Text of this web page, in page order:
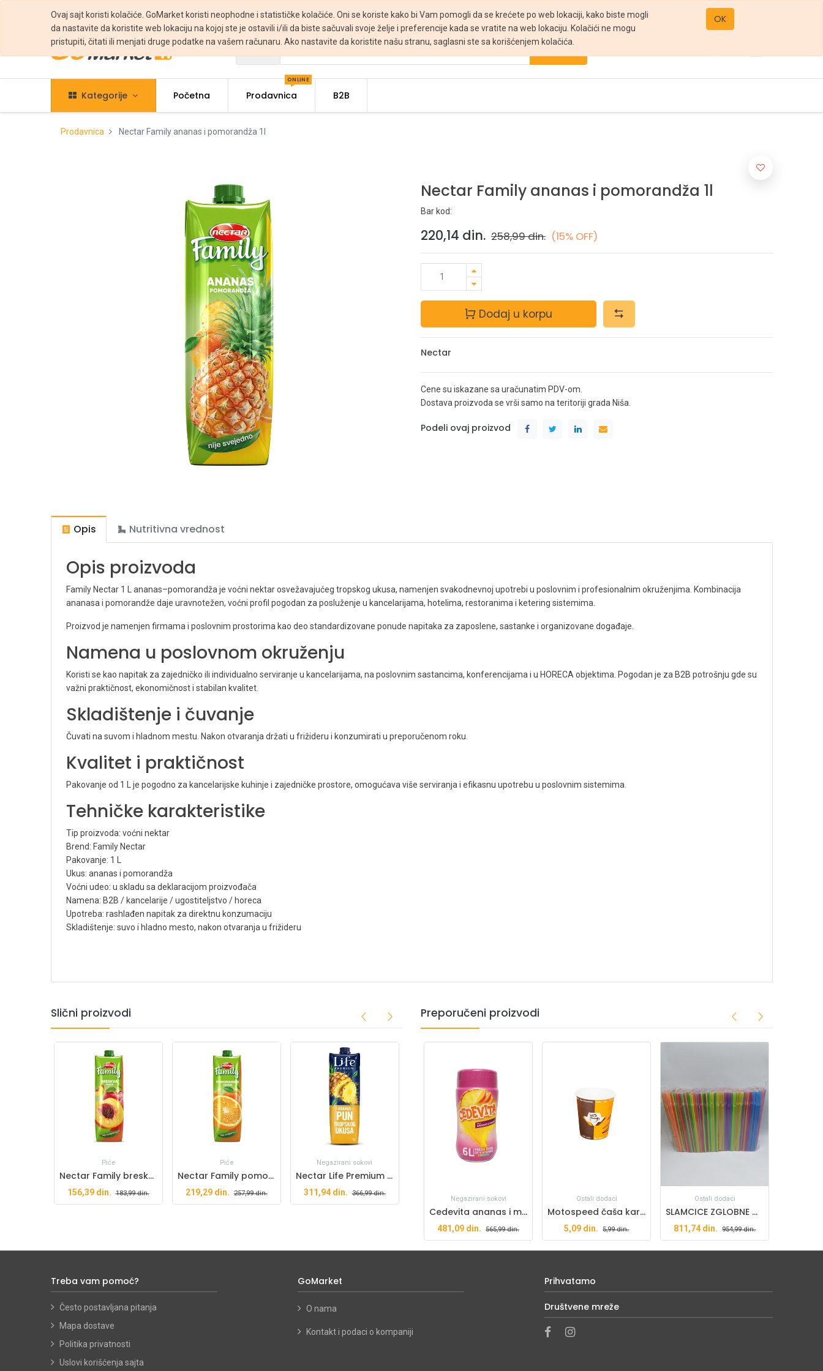
Ovaj sajt koristi kolačiće. GoMarket koristi neophodne i statističke kolačiće. Oni se koriste kako bi Vam pomogli da se krećete po web lokaciji, kako biste mogli
da nastavite da koristite web lokaciju na kojoj ste je ostavili i/ili da biste sačuvali svoje želje i preferencije kada se vratite na web lokaciju. Kolačići ne mogu
pristupiti, čitati ili menjati druge podatke na vašem računaru. Ako nastavite da koristite našu stranu, saglasni ste sa korišćenjem kolačića.
OK
office@gomarket.rs
Kategorije Početna Prodavnica
ONLINE
B2B
Prodavnica Nectar Family ananas i pomorandža 1l
Nectar Family ananas i pomorandža 1l
Bar kod:
220,14 din. 258,99din. (15% OFF)
Dodaj u korpu
Nectar
Cene su iskazane sa uračunatim PDV-om.
Dostava proizvoda se vrši samo na teritoriji grada Niša.
Podeli ovaj proizvod
Opis Nutritivna vrednost
Opis proizvoda
Family Nectar 1 L ananas–pomorandža je voćni nektar osvežavajućeg tropskog ukusa, namenjen svakodnevnoj upotrebi u poslovnim i profesionalnim okruženjima. Kombinacija
ananasa i pomorandže daje uravnotežen, voćni profil pogodan za posluženje u kancelarijama, hotelima, restoranima i ketering sistemima.
Proizvod je namenjen firmama i poslovnim prostorima kao deo standardizovane ponude napitaka za zaposlene, sastanke i organizovane događaje.
Namena u poslovnom okruženju
Koristi se kao napitak za zajedničko ili individualno serviranje u kancelarijama, na poslovnim sastancima, konferencijama i u HORECA objektima. Pogodan je za B2B potrošnju gde su
važni praktičnost, ekonomičnost i stabilan kvalitet.
Skladištenje i čuvanje
Čuvati na suvom i hladnom mestu. Nakon otvaranja držati u frižideru i konzumirati u preporučenom roku.
Kvalitet i praktičnost
Pakovanje od 1 L je pogodno za kancelarijske kuhinje i zajedničke prostore, omogućava više serviranja i efikasnu upotrebu u poslovnim sistemima.
Tehničke karakteristike
Tip proizvoda: voćni nektar
Brend: Family Nectar
Pakovanje: 1 L
Ukus: ananas i pomorandža
Voćni udeo: u skladu sa deklaracijom proizvođača
Namena: B2B / kancelarije / ugostiteljstvo / horeca
Upotreba: rashlađen napitak za direktnu konzumaciju
Skladištenje: suvo i hladno mesto, nakon otvaranja u frižideru
Slični proizvodi
Piće
Nectar Family breskva 1l
156,39din. 183,99din.
Piće
Nectar Family pomorandža 1l
219,29din. 257,99din.
Negazirani sokovi
Nectar Life Premium ananas 1l
311,94din. 366,99din.
Preporučeni proizvodi
Negazirani sokovi
Cedevita ananas i mango 455g
481,09 din. 565,99din.
Ostali dodaci
Motospeed čaša kartonska 210ml
5,09 din. 5,99din.
Ostali dodaci
SLAMCICE ZGLOBNE MIX 1000/1
811,74 din. 954,99din.
Treba vam pomoć?
Često postavljana pitanja
Mapa dostave
Politika privatnosti
Uslovi korišćenja sajta
GoMarket
O nama
Kontakt i podaci o kompaniji
Prihvatamo
Društvene mreže